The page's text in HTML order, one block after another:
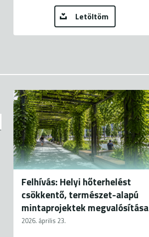
Letöltöm
Felhívás: Helyi hőterhelést
csökkentő, természet-alapú
mintaprojektek megvalósítása
2026. április 23.